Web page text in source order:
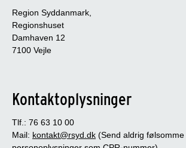
Region Syddanmark,
Regionshuset
Damhaven 12
7100 Vejle
Kontaktoplysninger
Tlf.: 76 63 10 00
Mail: kontakt@rsyd.dk (Send aldrig følsomme